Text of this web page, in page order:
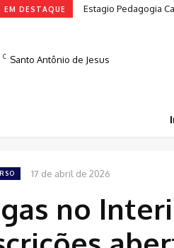
EM DESTAQUE Estagio Pedagogia
C Santo Antônio de Jesus
17 de abril de 2026
no